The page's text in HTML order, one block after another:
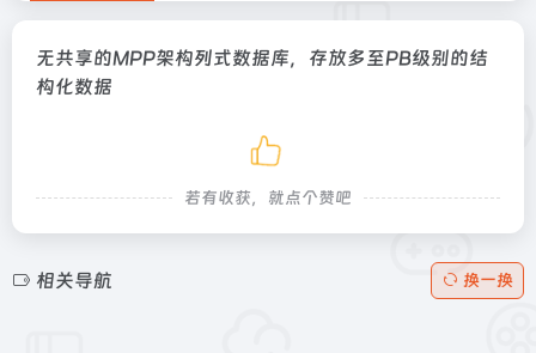
无共享的MPP架构列式数据库，存放多至PB级别的结
构化数据
若有收获，就点个赞吧
相关导航 换一换